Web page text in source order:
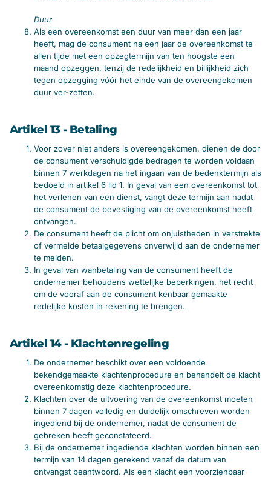
Duur
Als een overeenkomst een duur van meer dan een jaar
heeft, mag de consument na een jaar de overeenkomst te
allen tijde met een opzegtermijn van ten hoogste een
maand opzeggen, tenzij de redelijkheid en billijkheid zich
tegen opzegging vóór het einde van de overeengekomen
duur ver-zetten.
Artikel 13 - Betaling
Voor zover niet anders is overeengekomen, dienen de door
de consument verschuldigde bedragen te worden voldaan
binnen 7 werkdagen na het ingaan van de bedenktermijn als
bedoeld in artikel 6 lid 1. In geval van een overeenkomst tot
het verlenen van een dienst, vangt deze termijn aan nadat
de consument de bevestiging van de overeenkomst heeft
ontvangen.
De consument heeft de plicht om onjuistheden in verstrekte
of vermelde betaalgegevens onverwijld aan de ondernemer
te melden.
In geval van wanbetaling van de consument heeft de
ondernemer behoudens wettelijke beperkingen, het recht
om de vooraf aan de consument kenbaar gemaakte
redelijke kosten in rekening te brengen.
Artikel 14 - Klachtenregeling
De ondernemer beschikt over een voldoende
bekendgemaakte klachtenprocedure en behandelt de klacht
overeenkomstig deze klachtenprocedure.
Klachten over de uitvoering van de overeenkomst moeten
binnen 7 dagen volledig en duidelijk omschreven worden
ingediend bij de ondernemer, nadat de consument de
gebreken heeft geconstateerd.
Bij de ondernemer ingediende klachten worden binnen een
termijn van 14 dagen gerekend vanaf de datum van
ontvangst beantwoord. Als een klacht een voorzienbaar